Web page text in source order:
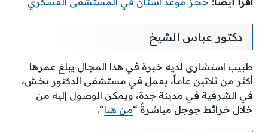
دكتور عباس الشيخ
طبيب استشاري لديه خبرة في هذا المجال يبلغ عمرها
أكثر من ثلاثين عاماً، يعمل في مستشفى الدكتور بخش،
في الشرفية في مدينة جدة، ويمكن الوصول إليه من
خلال خرائط جوجل مباشرةً “من هنا“.